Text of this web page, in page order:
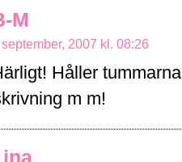
M
2007 kl. 08:26
Håller
m m!